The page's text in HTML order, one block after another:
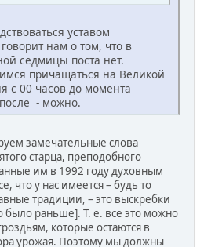
уставом
нам о том, что в
седмицы поста нет.
причащаться на Великой
с 00 часов до момента
- можно.
замечательные слова
старца, преподобного
им в 1992 году духовным
что у нас имеется – будь то
традиции, – это выскребки
было раньше]. Т. е. все это можно
которые остаются в
урожая. Поэтому мы должны